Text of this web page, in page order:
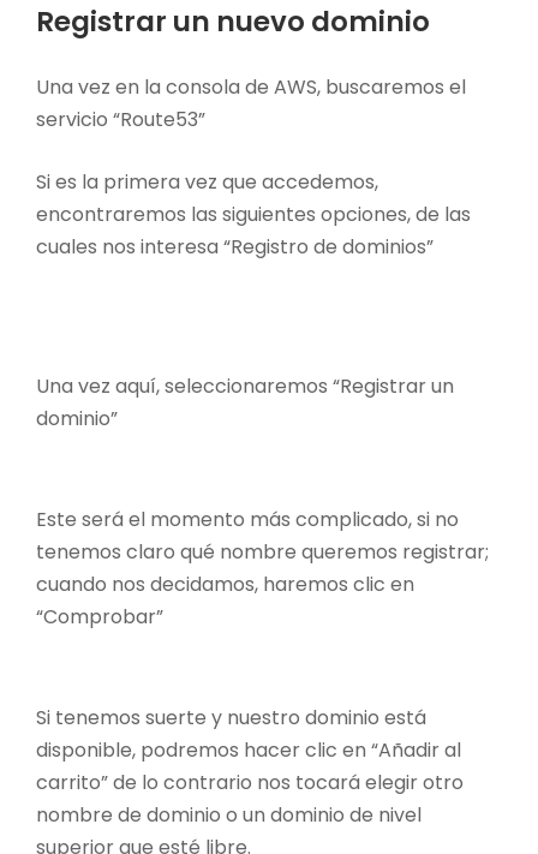
Registrar un nuevo dominio
Una vez en la consola de AWS, buscaremos el
servicio “Route53”
Si es la primera vez que accedemos,
encontraremos las siguientes opciones, de las
cuales nos interesa “Registro de dominios”
Una vez aquí, seleccionaremos “Registrar un
dominio”
Este será el momento más complicado, si no
tenemos claro qué nombre queremos registrar;
cuando nos decidamos, haremos clic en
“Comprobar”
Si tenemos suerte y nuestro dominio está
disponible, podremos hacer clic en “Añadir al
carrito” de lo contrario nos tocará elegir otro
nombre de dominio o un dominio de nivel
superior que esté libre.